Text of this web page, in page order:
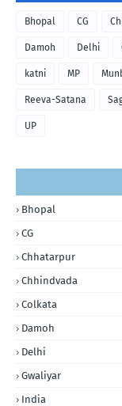
Bhopal CG
Damoh Delhi
katni MP
Reeva-Satana
UP
Bhopal
CG
Chhatarpur
Chhindvada
Colkata
Damoh
Delhi
Gwaliyar
India